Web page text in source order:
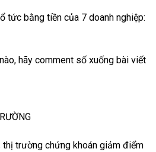
tức bằng tiền của 7 doanh nghiệp:
hãy comment số xuống bài viết
trường chứng khoán giảm điểm